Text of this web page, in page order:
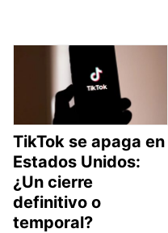
TikTok se apaga en
Estados Unidos:
¿Un cierre
definitivo o
temporal?